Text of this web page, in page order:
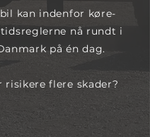
kan indenfor køre-
nå rundt i
på én dag.
risikere flere skader?